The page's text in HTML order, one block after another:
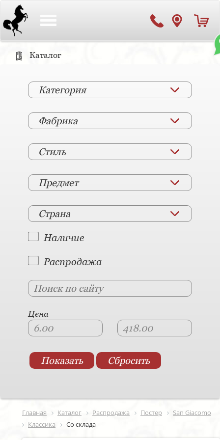
Каталог
Категория
Фабрика
Стиль
Предмет
Страна
Наличие
Распродажа
Цена
Главная Каталог Распродажа Постер
San Giacomo
Классика
Со склада